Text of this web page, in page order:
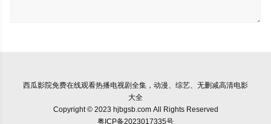
西瓜影院免费在线观看热播电视剧全集，动漫、综艺、无删减高清电影
大全
Copyright © 2023 hjbgsb.com All Rights Reserved
粤ICP备2023017335号